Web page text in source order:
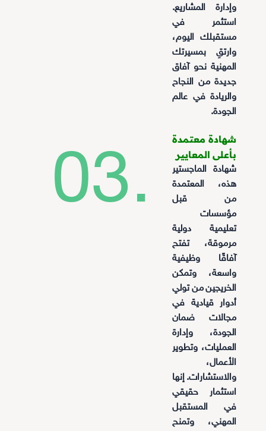
وإدارة المشاريع.
استثمر في
مستقبلك اليوم،
وارتقِ بمسيرتك
المهنية نحو آفاق
جديدة من النجاح
والريادة في عالم
الجودة.
03.
شهادة معتمدة
بأعلى المعايير
شهادة الماجستير
هذه، المعتمدة
من قبل
مؤسسات
تعليمية دولية
مرموقة، تفتح
آفاقًا وظيفية
واسعة، وتمكن
الخريجين من تولي
أدوار قيادية في
مجالات ضمان
الجودة، وإدارة
العمليات، وتطوير
الأعمال،
والاستشارات. إنها
استثمار حقيقي
في المستقبل
المهني، وتمنح